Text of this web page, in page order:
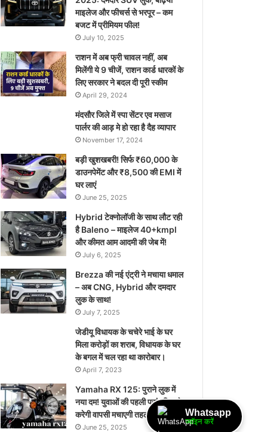
माइलेज और फीचर्स से भरपूर – कम
बजट में प्रीमियम फील!
July 10, 2025
राशन में अब फ्री चावल नहीं, अब
मिलेंगी ये 9 चीजें, राशन कार्ड धारकों के
लिए सरकार ने बदल दी पूरी स्कीम
April 29, 2024
मंदसौर जिले में स्पा सेंटर एव मसाज
पार्लर की आड़ मे हो रहा है दैह व्यापार
November 17, 2024
बड़ी खुशखबरी! सिर्फ ₹60,000 के
डाउनपेमेंट और ₹8,500 की EMI में
घर लाएं
June 25, 2025
Hybrid टेक्नोलॉजी के साथ लौट रही
है Baleno – माइलेज 40+kmpl
और कीमत आम आदमी की जेब में!
July 6, 2025
Brezza की नई एंट्री ने मचाया धमाल
– अब CNG, Hybrid और दमदार
लुक के साथ!
July 7, 2025
जेडीयू विधायक के चचेरे भाई के घर
मिला करोड़ों का शराब, विधायक के घर
के बगल में चल रहा था कारोबार।
April 7, 2023
Yamaha RX 125: पुराने लुक में
नया दम! युवाओं की पहली पसंद फिर से
करेगी वापसी मचाएगी तहलका!
June 25, 2025
Whatsapp
ज्वॉइन करें